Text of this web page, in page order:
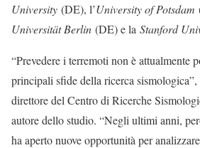
University (DE), l’University of Potsdam
Universität Berlin (DE) e la Stanford
“Prevedere i terremoti non è attualmente
principali sfide della ricerca
direttore del Centro di Ricerche
autore dello studio. “Negli ultimi anni,
ha aperto nuove opportunità per